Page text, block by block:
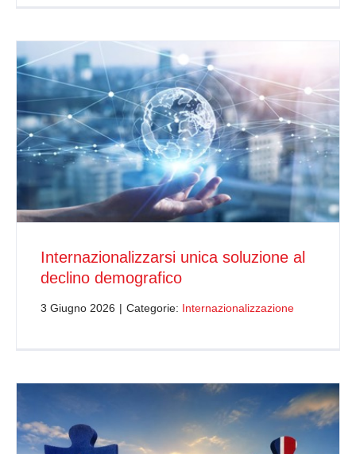
Internazionalizzarsi unica soluzione al
declino demografico
3 Giugno 2026 | Categorie: Internazionalizzazione